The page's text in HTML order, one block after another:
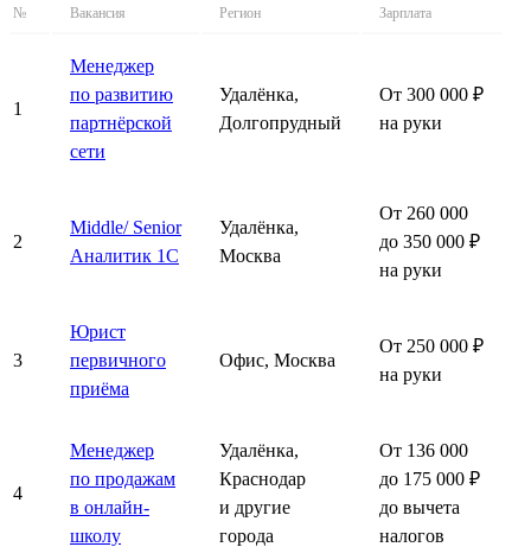
№ Вакансия Регион Зарплата
1
Менеджер
по развитию
партнёрской
сети
Удалёнка,
Долгопрудный
От 300 000 ₽
на руки
2
Middle/ Senior
Аналитик 1С
Удалёнка,
Москва
От 260 000
до 350 000 ₽
на руки
3
Юрист
первичного
приёма
Офис, Москва
От 250 000 ₽
на руки
4
Менеджер
по продажам
в онлайн-
школу
Удалёнка,
Краснодар
и другие
города
От 136 000
до 175 000 ₽
до вычета
налогов